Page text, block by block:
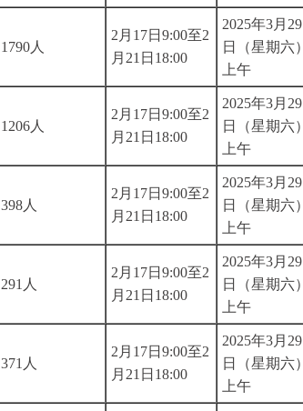
1790人
2月17日9:00至2
月21日18:00
2025年3月29
日（星期六）
上午
1206人
2月17日9:00至2
月21日18:00
2025年3月29
日（星期六）
上午
398人
2月17日9:00至2
月21日18:00
2025年3月29
日（星期六）
上午
291人
2月17日9:00至2
月21日18:00
2025年3月29
日（星期六）
上午
371人
2月17日9:00至2
月21日18:00
2025年3月29
日（星期六）
上午